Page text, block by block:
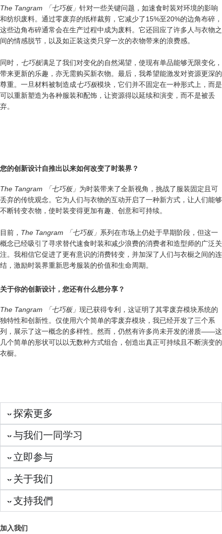
The Tangram 「七巧板」 针对一些关键问题，如速食时装对环境的影响
和纺织废料。通过零废弃的纸样裁剪，它减少了15%至20%的边角布碎，
这些边角布碎通常会在生产过程中成为废料。它还回应了许多人与衣物之
间的情感脱节，以及如正装这类只穿一次的衣物带来的浪费感。
同时， 七巧板满足了我们对变化的自然渴望，使现有单品能够无限变化，
带来更新的乐趣，亦无需购买新衣物。最后，我希望能激发对资源更深的
尊重。一旦材料被制造成七巧板模块，它们并不固定在一种形式上，而是
可以重新塑造为各种服装和配饰，让资源得以延续和演变，而不是被丢
弃。
您的创新设计自推出以来如何改变了时装界？
The Tangram 「七巧板」 为时装带来了全新视角，挑战了服装固定且可
丢弃的传统观念。它为人们与衣物的互动开启了一种新方式，让人们能够
不断转变衣物，使时装变得更加有趣、创意和可持续。
目前， The Tangram 「七巧板」 系列在市场上仍处于早期阶段，但这一
概念已经吸引了寻求替代速食时装和减少浪费的消费者和造型师的广泛关
注。我相信它促进了更有意识的消费转变，并加深了人们与衣橱之间的连
结，激励时装界重新思考服装的价值和生命周期。
关于你的创新设计，您还有什么想分享？
The Tangram 「七巧板」 现已获得专利，这证明了其零废弃模块系统的
独特性和创新性。仅使用六个简单的零废弃模块，我已经开发了三个系
列，展示了这一概念的多样性。然而，仍然有许多尚未开发的潜质——这
几个简单的形状可以以无数种方式组合，创造出真正可持续且不断演变的
衣橱。
探索更多
与我们一同学习
立即参与
关于我们
支持我們
加入我们